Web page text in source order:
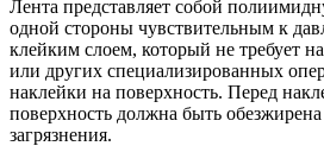
Лента представляет собой
одной стороны чувствительным к
клейким слоем, который не требует
или других специализированных
наклейки на поверхность. Перед
поверхность должна быть
загрязнения.